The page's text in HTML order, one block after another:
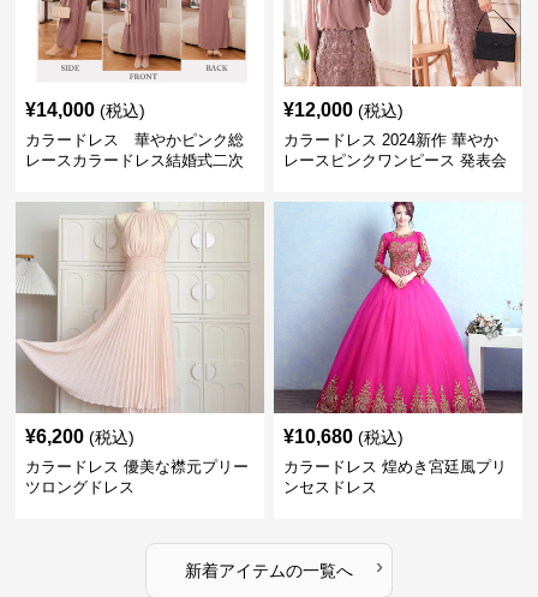
¥14,000 (税込)
カラードレス 華やかピンク総
レースカラードレス結婚式二次
¥12,000 (税込)
カラードレス 2024新作 華やか
レースピンクワンピース 発表会
¥6,200 (税込)
カラードレス 優美な襟元プリー
ツロングドレス
¥10,680 (税込)
カラードレス 煌めき宮廷風プリ
ンセスドレス
新着アイテムの一覧へ ›